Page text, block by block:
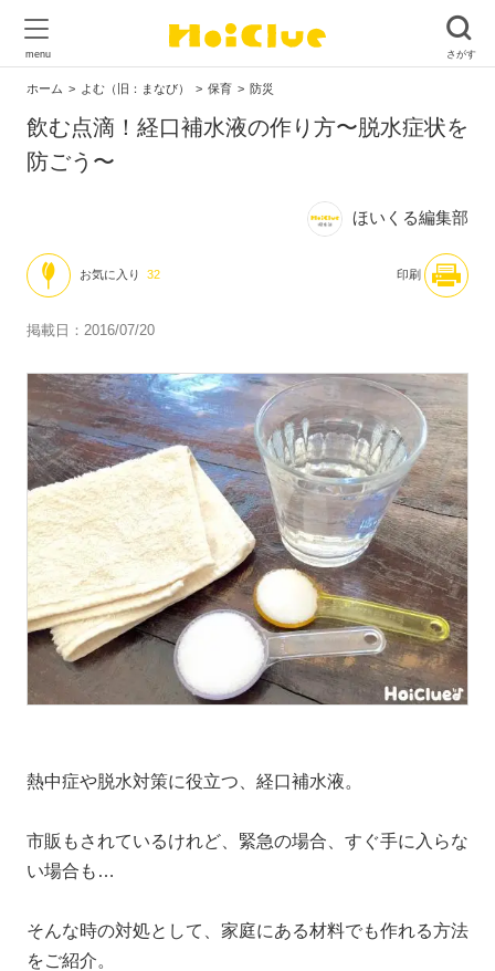
ホーム よむ（旧：まなび） 保育 防災
飲む点滴！経口補水液の作り方〜脱水症状を
防ごう〜
ほいくる編集部
お気に入り 32 印刷
掲載日：2016/07/20
熱中症や脱水対策に役立つ、経口補水液。
市販もされているけれど、緊急の場合、すぐ手に入らな
い場合も…
そんな時の対処として、家庭にある材料でも作れる方法
をご紹介。